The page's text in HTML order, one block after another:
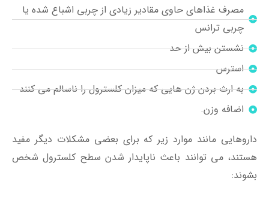
مصرف غذاهای حاوی مقادیر زیادی از چربی اشباع شده یا
چربی ترانس
نشستن بیش از حد
استرس
به ارث بردن ژن هایی که میزان کلسترول را ناسالم می کنند
اضافه وزن.
داروهایی مانند موارد زیر که برای بعضی مشکلات دیگر مفید
هستند، می توانند باعث ناپایدار شدن سطح کلسترول شخص
بشوند: